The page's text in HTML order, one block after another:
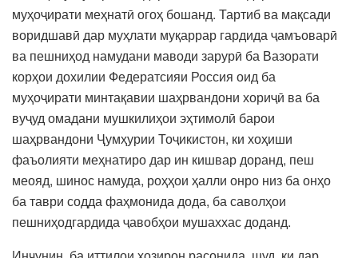
муҳоҷирати меҳнатӣ огоҳ бошанд. Тартиб ва мақсади
воридшавӣ дар муҳлати муқаррар гардида ҷамъоварӣ
ва пешниҳод намудани маводи зарурӣ ба Вазорати
корҳои дохилии Федератсияи Россия оид ба
муҳоҷирати минтақавии шаҳрвандони хориҷӣ ва ба
вуҷуд омадани мушкилиҳои эҳтимолӣ барои
шаҳрвандони Ҷумҳурии Тоҷикистон, ки хоҳиши
фаъолияти меҳнатиро дар ин кишвар доранд, пеш
меояд, шинос намуда, роҳҳои ҳалли онро низ ба онҳо
ба таври содда фаҳмонида дода, ба саволҳои
пешниҳодгардида ҷавобҳои мушаххас доданд.